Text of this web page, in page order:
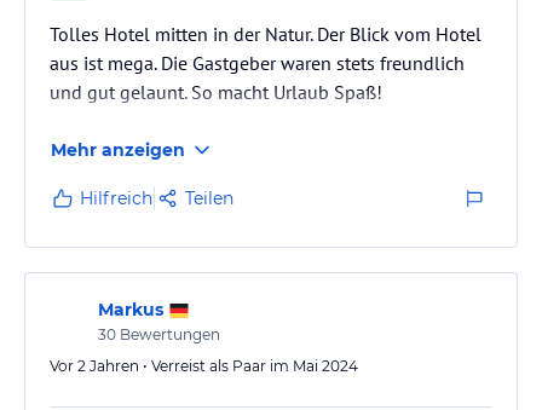
Tolles Hotel mitten in der Natur. Der Blick vom Hotel
aus ist mega. Die Gastgeber waren stets freundlich
und gut gelaunt. So macht Urlaub Spaß!
Mehr anzeigen
Hilfreich Teilen
Markus
30 Bewertungen
Vor 2 Jahren • Verreist als Paar im Mai 2024